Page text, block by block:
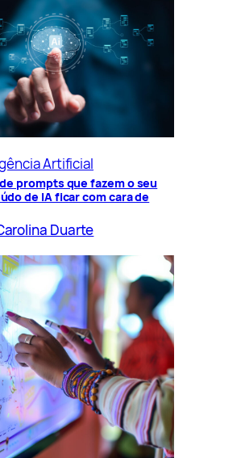
Artificial
prompts que fazem o seu
de IA ficar com cara de
Duarte